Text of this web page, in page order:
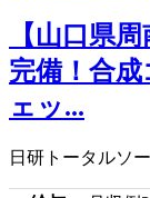
【山口県
完備！合
ェッ...
日研トータルソ